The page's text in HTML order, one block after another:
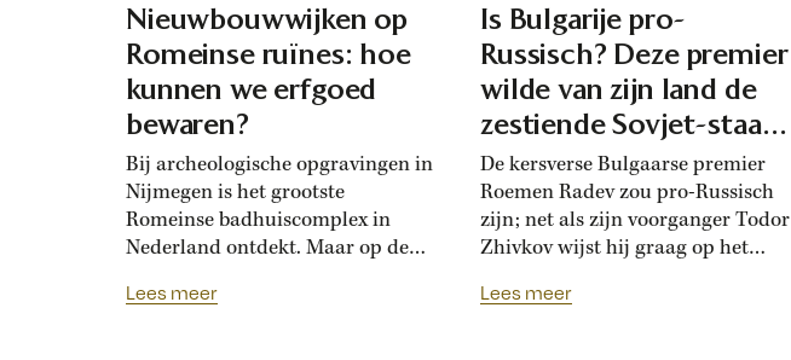
Nieuwbouwwijken op
Romeinse ruïnes: hoe
kunnen we erfgoed
bewaren?
Bij archeologische opgravingen in
Nijmegen is het grootste
Romeinse badhuiscomplex in
Nederland ontdekt. Maar op de
binnenkort een nieuwe woonwijk
Lees meer
Is Bulgarije pro-
Russisch? Deze premier
wilde van zijn land de
zestiende Sovjet-staat
maken
De kersverse Bulgaarse premier
Roemen Radev zou pro-Russisch
zijn; net als zijn voorganger Todor
Zhivkov wijst hij graag op het
1878. Die vroegere premier was zo
Lees meer